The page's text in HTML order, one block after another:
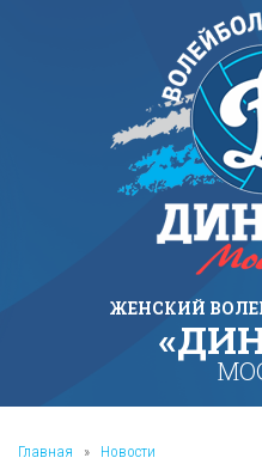
ЖЕНСКИЙ
Главная » Новости